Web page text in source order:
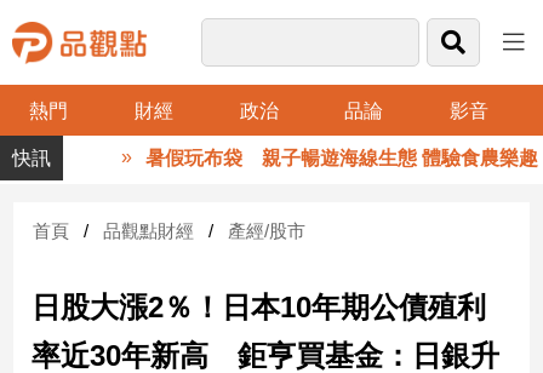
熱門 財經 政治 品論 影音
品
觀
財
台
灣
財
暑假玩布袋 親子暢遊海線生態 體驗食農樂趣
首頁 品觀點財經 產經/股市
日股大漲2％！日本10年期公債殖利
率近30年新高 鉅亨買基金：日銀升